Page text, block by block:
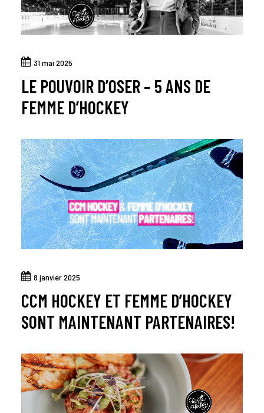
31 mai 2025
LE POUVOIR D’OSER – 5 ANS DE
FEMME D’HOCKEY
8 janvier 2025
CCM HOCKEY ET FEMME D’HOCKEY
SONT MAINTENANT PARTENAIRES!